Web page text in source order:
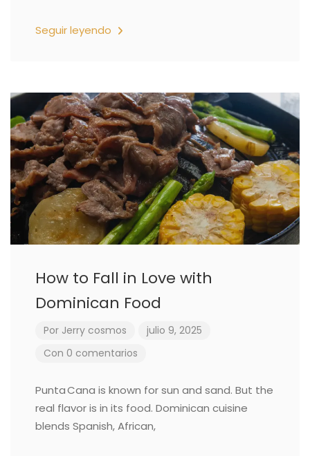
Seguir leyendo
How to Fall in Love with
Dominican Food
Por Jerry cosmos
julio 9, 2025
Con 0 comentarios
Punta Cana is known for sun and sand. But the
real flavor is in its food. Dominican cuisine
blends Spanish, African,